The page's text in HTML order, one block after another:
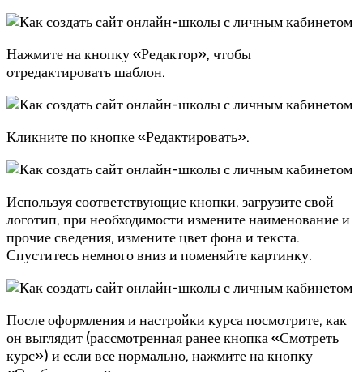
Нажмите на кнопку «Редактор», чтобы
отредактировать шаблон.
Кликните по кнопке «Редактировать».
Используя соответствующие кнопки, загрузите свой
логотип, при необходимости измените наименование и
прочие сведения, измените цвет фона и текста.
Спуститесь немного вниз и поменяйте картинку.
После оформления и настройки курса посмотрите, как
он выглядит (рассмотренная ранее кнопка «Смотреть
курс») и если все нормально, нажмите на кнопку